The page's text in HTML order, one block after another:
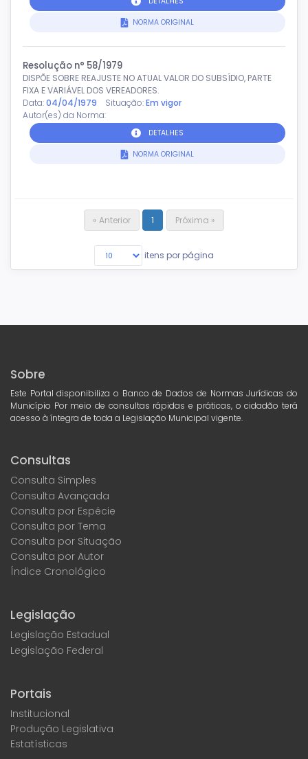
NORMA ORIGINAL
Resolução n° 58/1979
DISPÕE SOBRE REAJUSTE NO ATUAL VALOR DO SUBSÍDIO, PARTE
FIXA E VARIÁVEL DOS VEREADORES.
Data:04/04/1979 Situação: Em vigor
Autor(es) da Norma:
DETALHES
NORMA ORIGINAL
« Anterior 1 Próxima »
itens por página
Sobre
Este Portal disponibiliza o Banco de Dados de Normas Jurídicas do
Município Por meio de consultas rápidas e práticas, o cidadão terá
acesso à íntegra de toda a Legislação Municipal vigente.
Consultas
Consulta Simples
Consulta Avançada
Consulta por Espécie
Consulta por Tema
Consulta por Situação
Consulta por Autor
Índice Cronológico
Legislação
Legislação Estadual
Legislação Federal
Portais
Institucional
Produção Legislativa
Estatísticas